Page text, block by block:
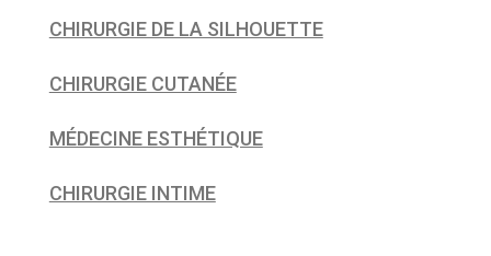
CHIRURGIE DE LA SILHOUETTE
CHIRURGIE CUTANÉE
MÉDECINE ESTHÉTIQUE
CHIRURGIE INTIME